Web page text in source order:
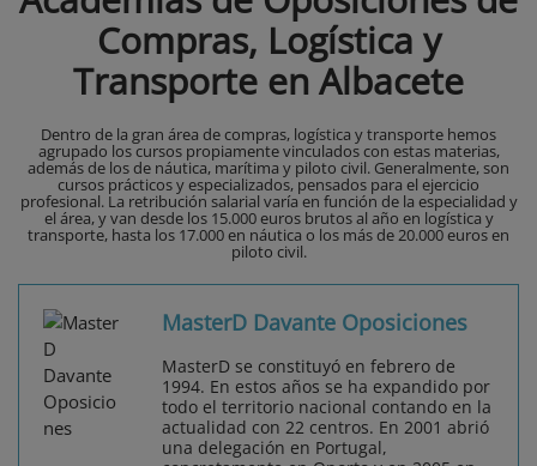
Compras, Logística y
Transporte en Albacete
Dentro de la gran área de compras, logística y transporte hemos
agrupado los cursos propiamente vinculados con estas materias,
además de los de náutica, marítima y piloto civil. Generalmente, son
cursos prácticos y especializados, pensados para el ejercicio
profesional. La retribución salarial varía en función de la especialidad y
el área, y van desde los 15.000 euros brutos al año en logística y
transporte, hasta los 17.000 en náutica o los más de 20.000 euros en
piloto civil.
MasterD Davante Oposiciones
MasterD se constituyó en febrero de
1994. En estos años se ha expandido por
todo el territorio nacional contando en la
actualidad con 22 centros. En 2001 abrió
una delegación en Portugal,